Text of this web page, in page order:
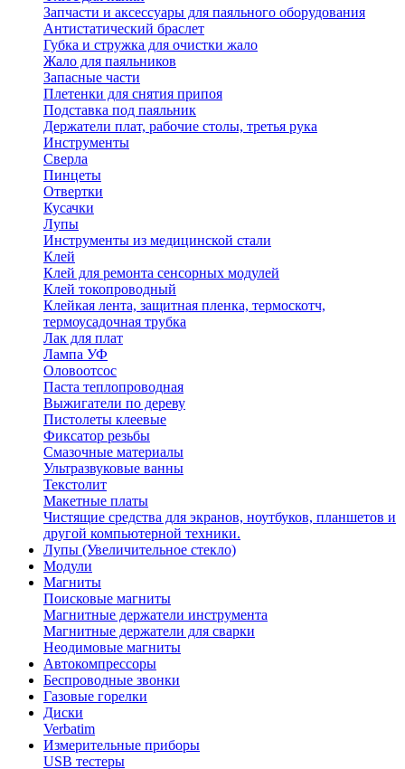
Запчасти и аксессуары для паяльного оборудования
Антистатический браслет
Губка и стружка для очистки жало
Жало для паяльников
Запасные части
Плетенки для снятия припоя
Подставка под паяльник
Держатели плат, рабочие столы, третья рука
Инструменты
Сверла
Пинцеты
Отвертки
Кусачки
Лупы
Инструменты из медицинской стали
Клей
Клей для ремонта сенсорных модулей
Клей токопроводный
Клейкая лента, защитная пленка, термоскотч,
термоусадочная трубка
Лак для плат
Лампа УФ
Оловоотсос
Паста теплопроводная
Выжигатели по дереву
Пистолеты клеевые
Фиксатор резьбы
Смазочные материалы
Ультразвуковые ванны
Текстолит
Макетные платы
Чистящие средства для экранов, ноутбуков, планшетов и
другой компьютерной техники.
Лупы (Увеличительное стекло)
Модули
Магниты
Поисковые магниты
Магнитные держатели инструмента
Магнитные держатели для сварки
Неодимовые магниты
Автокомпрессоры
Беспроводные звонки
Газовые горелки
Диски
Verbatim
Измерительные приборы
USB тестеры